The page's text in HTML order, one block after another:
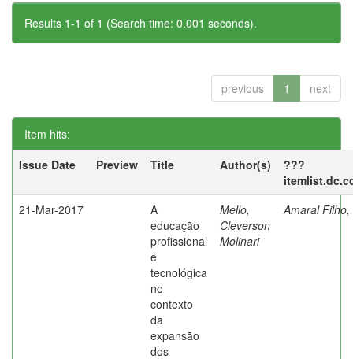
Results 1-1 of 1 (Search time: 0.001 seconds).
previous 1 next
Item hits:
Issue Date
Preview Title Author(s)
???
21-Mar-2017
A
educação
profissional
e
tecnológica
no
contexto
da
expansão
dos
Mello,
Cleverson
Molinari
Amaral